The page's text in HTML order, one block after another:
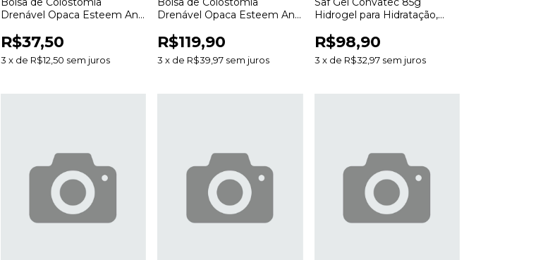
Drenável Opaca Esteem Anti
Estomias
R$37,50
3 x de R$12,50 sem juros
Drenável Opaca Esteem Anti
Estomias
R$119,90
3 x de R$39,97 sem juros
Hidrogel para Hidratação,
Feridas
R$98,90
3 x de R$32,97 sem juros